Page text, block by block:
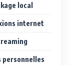
local
internet
personnelles